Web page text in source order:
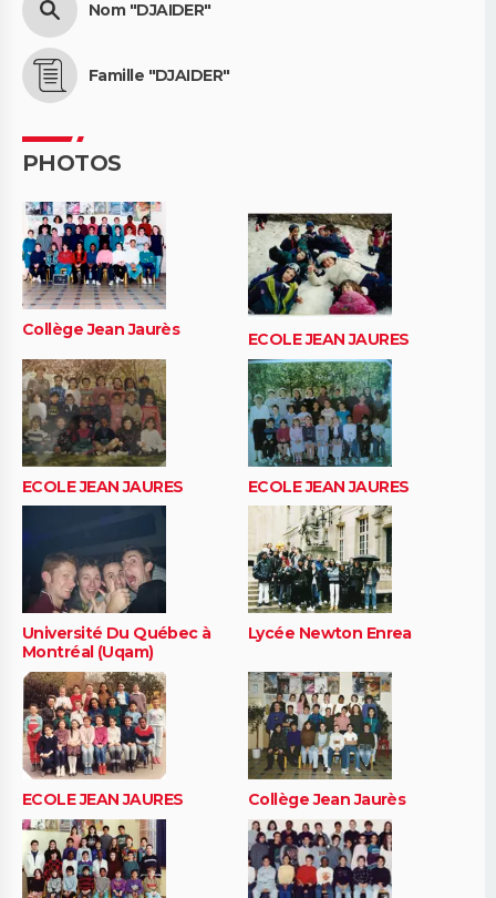
Nom "DJAIDER"
Famille "DJAIDER"
PHOTOS
Collège Jean Jaurès ECOLE JEAN JAURES
ECOLE JEAN JAURES ECOLE JEAN JAURES
Université Du Québec à
Montréal (Uqam)
Lycée Newton Enrea
ECOLE JEAN JAURES Collège Jean Jaurès